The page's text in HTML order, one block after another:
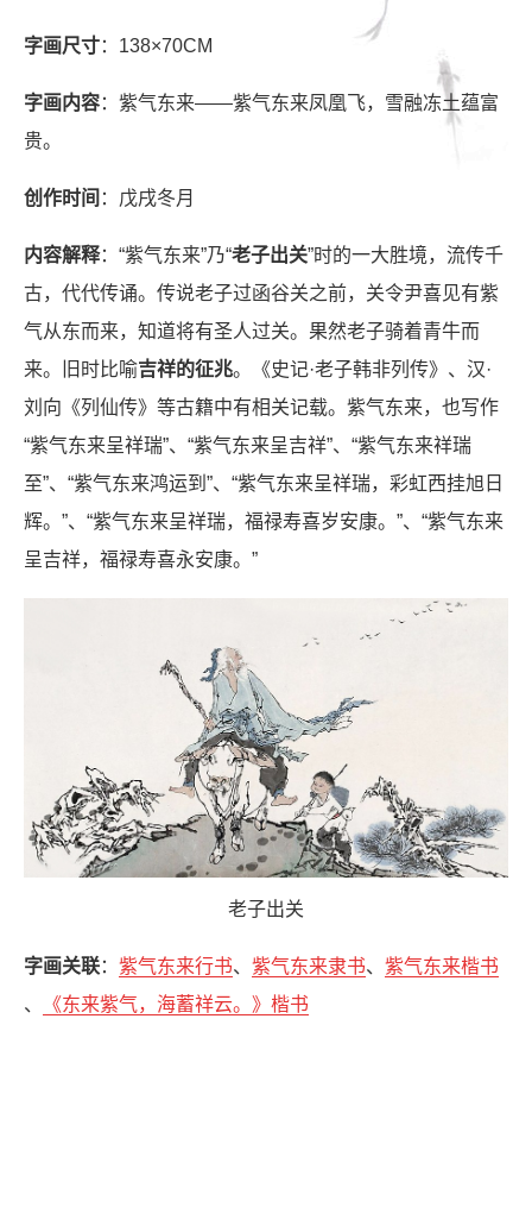
字画尺寸：138×70CM
字画内容：紫气东来——紫气东来凤凰飞，雪融冻土蕴富
贵。
创作时间 ：戊戌冬月
内容解释：“紫气东来”乃“老子出关”时的一大胜境，流传千
古，代代传诵。传说老子过函谷关之前，关令尹喜见有紫
气从东而来，知道将有圣人过关。果然老子骑着青牛而
来。旧时比喻吉祥的征兆。《史记·老子韩非列传》、汉·
刘向《列仙传》等古籍中有相关记载。紫气东来，也写作
“紫气东来呈祥瑞”、“紫气东来呈吉祥”、“紫气东来祥瑞
至”、“紫气东来鸿运到”、“紫气东来呈祥瑞，彩虹西挂旭日
辉。”、“紫气东来呈祥瑞，福禄寿喜岁安康。”、“紫气东来
呈吉祥，福禄寿喜永安康。”
老子出关
字画关联：紫气东来行书、紫气东来隶书、紫气东来楷书
、
《东来紫气，海蓄祥云。》楷书